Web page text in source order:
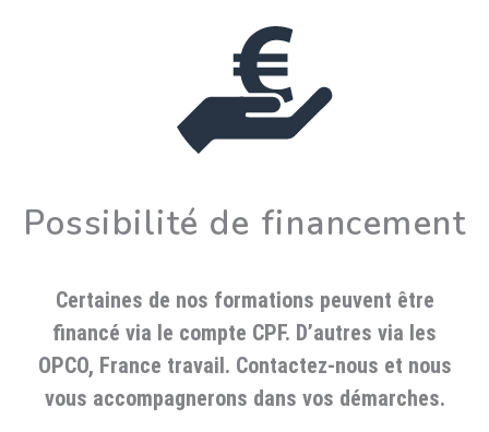
Possibilité de financement
Certaines de nos formations peuvent être
financé via le compte CPF. D’autres via les
OPCO, France travail. Contactez-nous et nous
vous accompagnerons dans vos démarches.